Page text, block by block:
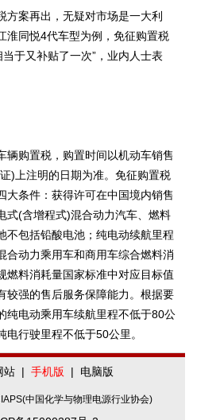
案再出，无疑对市场是一大利
淮同悦4代车型为例，免征购置税
于又补贴了一次”，业内人士表
辆购置税，购置时间以机动车销售
)上注明的日期为准。免征购置税
大条件：获得许可在中国境内销售
式(含增程式)混合动力汽车、 燃料
不包括铅酸电池 ；纯电动续航里程
合动力乘用车和商用车综合燃料消
燃料消耗量国家标准中对应目标值
较强的售后服务保障能力。根据要
纯电动乘用车续航里程不低于80公
电行驶里程不低于50公里。
站 | 手机版 | 电脑版
中国化学与物理电源行业协会)